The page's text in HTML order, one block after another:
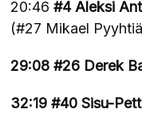
20:46#4 Aleksi
(#27 Mikael
29:08 #26 Derek
32:19 #40 Sisu-